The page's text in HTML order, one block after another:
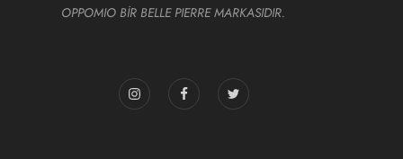
OPPOMIO BİR BELLE PIERRE MARKASIDIR.